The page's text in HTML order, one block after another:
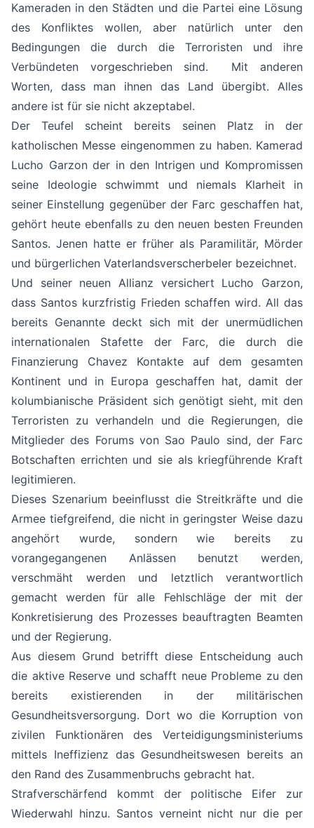
Kameraden in den Städten und die Partei eine Lösung
des Konfliktes wollen, aber natürlich unter den
Bedingungen die durch die Terroristen und ihre
Verbündeten vorgeschrieben sind. Mit anderen
Worten, dass man ihnen das Land übergibt. Alles
andere ist für sie nicht akzeptabel.
Der Teufel scheint bereits seinen Platz in der
katholischen Messe eingenommen zu haben. Kamerad
Lucho Garzon der in den Intrigen und Kompromissen
seine Ideologie schwimmt und niemals Klarheit in
seiner Einstellung gegenüber der Farc geschaffen hat,
gehört heute ebenfalls zu den neuen besten Freunden
Santos. Jenen hatte er früher als Paramilitär, Mörder
und bürgerlichen Vaterlandsverscherbeler bezeichnet.
Und seiner neuen Allianz versichert Lucho Garzon,
dass Santos kurzfristig Frieden schaffen wird. All das
bereits Genannte deckt sich mit der unermüdlichen
internationalen Stafette der Farc, die durch die
Finanzierung Chavez Kontakte auf dem gesamten
Kontinent und in Europa geschaffen hat, damit der
kolumbianische Präsident sich genötigt sieht, mit den
Terroristen zu verhandeln und die Regierungen, die
Mitglieder des Forums von Sao Paulo sind, der Farc
Botschaften errichten und sie als kriegführende Kraft
legitimieren.
Dieses Szenarium beeinflusst die Streitkräfte und die
Armee tiefgreifend, die nicht in geringster Weise dazu
angehört wurde, sondern wie bereits zu
vorangegangenen Anlässen benutzt werden,
verschmäht werden und letztlich verantwortlich
gemacht werden für alle Fehlschläge der mit der
Konkretisierung des Prozesses beauftragten Beamten
und der Regierung.
Aus diesem Grund betrifft diese Entscheidung auch
die aktive Reserve und schafft neue Probleme zu den
bereits existierenden in der militärischen
Gesundheitsversorgung. Dort wo die Korruption von
zivilen Funktionären des Verteidigungsministeriums
mittels Ineffizienz das Gesundheitswesen bereits an
den Rand des Zusammenbruchs gebracht hat.
Strafverschärfend kommt der politische Eifer zur
Wiederwahl hinzu. Santos verneint nicht nur die per